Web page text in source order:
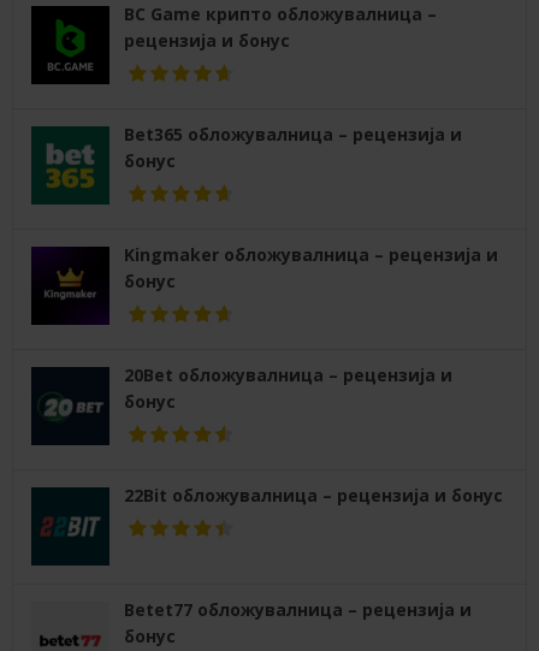
BC Game крипто обложувалница –
рецензија и бонус
Bet365 обложувалница – рецензија и
бонус
Kingmaker обложувалница – рецензија и
бонус
20Bet обложувалница – рецензија и
бонус
22Bit обложувалница – рецензија и бонус
Betet77 обложувалница – рецензија и
бонус